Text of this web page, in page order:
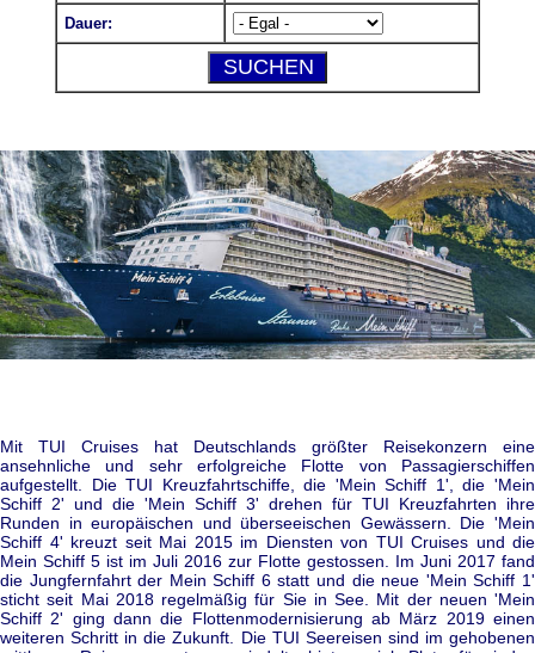
Dauer:
Mit TUI Cruises hat Deutschlands größter Reisekonzern eine
ansehnliche und sehr erfolgreiche Flotte von Passagierschiffen
aufgestellt. Die TUI Kreuzfahrtschiffe, die 'Mein Schiff 1', die 'Mein
Schiff 2' und die 'Mein Schiff 3' drehen für TUI Kreuzfahrten ihre
Runden in europäischen und überseeischen Gewässern. Die 'Mein
Schiff 4' kreuzt seit Mai 2015 im Diensten von TUI Cruises und die
Mein Schiff 5 ist im Juli 2016 zur Flotte gestossen. Im Juni 2017 fand
die Jungfernfahrt der Mein Schiff 6 statt und die neue 'Mein Schiff 1'
sticht seit Mai 2018 regelmäßig für Sie in See. Mit der neuen 'Mein
Schiff 2' ging dann die Flottenmodernisierung ab März 2019 einen
weiteren Schritt in die Zukunft. Die TUI Seereisen sind im gehobenen